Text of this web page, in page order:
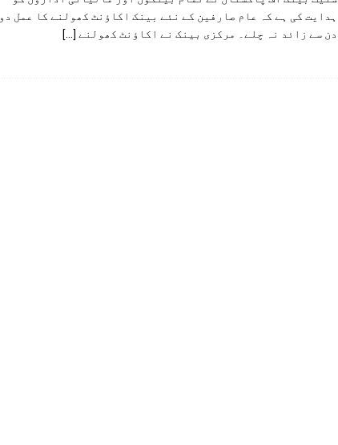
ہدایت کی ہے کہ عام صارفین کے نئے بینک اکاؤنٹ کھولنے کا عمل دو
دن سے زائد نہ چلے۔ مرکزی بینک نے اکاؤنٹ کھولنے […]